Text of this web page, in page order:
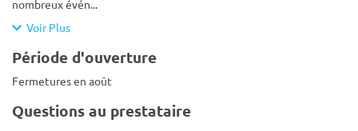
nombreux évén...
Voir Plus
Période d'ouverture
Fermetures en août
Questions au prestataire